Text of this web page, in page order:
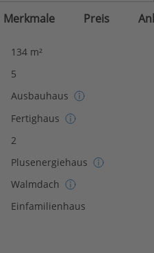
Merkmale Preis
134 m²
5
Ausbauhaus
Fertighaus
2
Plusenergiehaus
Walmdach
Einfamilienhaus